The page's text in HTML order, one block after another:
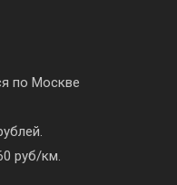
по Москве
руб/км.